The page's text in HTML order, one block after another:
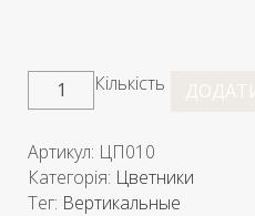
Кількість
Артикул: ЦП010
Категорія: Цветники
Тег: Вертикальные